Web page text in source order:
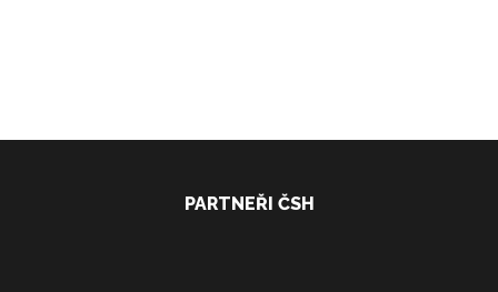
PARTNEŘI ČSH